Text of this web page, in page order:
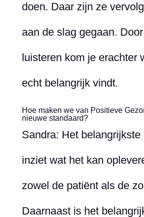
doen. Daar zijn ze
aan de slag gegaan.
luisteren kom je erachter
echt belangrijk vindt.
Hoe maken we van Positieve
nieuwe standaard?
Sandra: Het belangrijkste
inziet wat het kan
zowel de patiënt als de
Daarnaast is het